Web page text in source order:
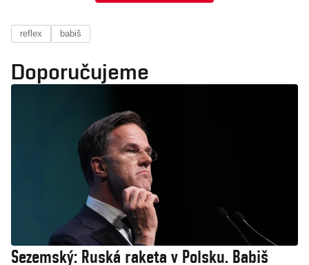
reflex babiš
Doporučujeme
Sezemský: Ruská raketa v Polsku. Babiš